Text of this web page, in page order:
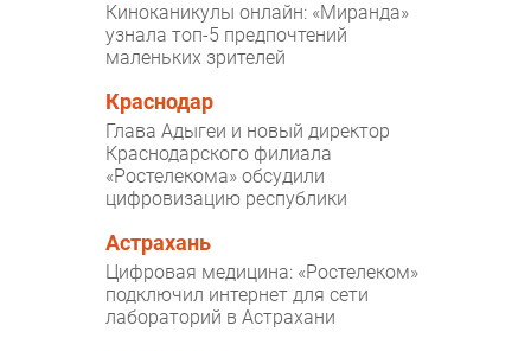
Аналитика
Интервью
Мероприятия
Проекты
IT класс
Каталог компаний
Киноканикулы онлайн: «Миранда»
узнала топ-5 предпочтений
маленьких зрителей
Краснодар
Глава Адыгеи и новый директор
Краснодарского филиала
«Ростелекома» обсудили
цифровизацию республики
Астрахань
Цифровая медицина: «Ростелеком»
подключил интернет для сети
лабораторий в Астрахани